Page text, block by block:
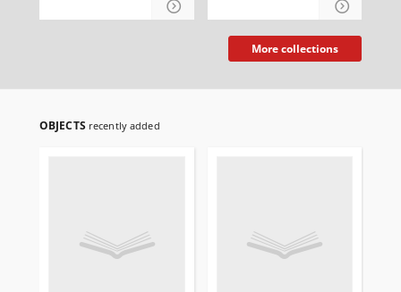
More collections
OBJECTS recently added